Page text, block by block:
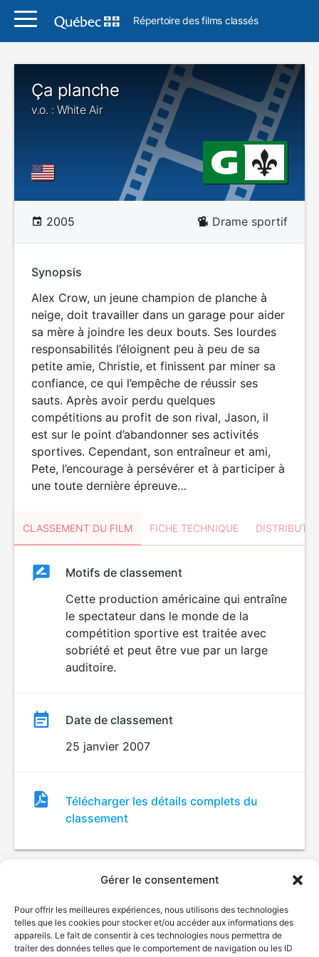
Gérer le consentement
Pour offrir les meilleures expériences, nous utilisons des technologies
telles que les cookies pour stocker et/ou accéder aux informations des
appareils. Le fait de consentir à ces technologies nous permettra de
traiter des données telles que le comportement de navigation ou les ID
Répertoire des films classés
Ça planche
v.o. : White Air
2005 Drame sportif
Synopsis
Alex Crow, un jeune champion de planche à
neige, doit travailler dans un garage pour aider
sa mère à joindre les deux bouts. Ses lourdes
responsabilités l’éloignent peu à peu de sa
petite amie, Christie, et finissent par miner sa
confiance, ce qui l’empêche de réussir ses
sauts. Après avoir perdu quelques
compétitions au profit de son rival, Jason, il
est sur le point d’abandonner ses activités
sportives. Cependant, son entraîneur et ami,
Pete, l’encourage à persévérer et à participer à
une toute dernière épreuve…
CLASSEMENT DU FILM FICHE TECHNIQUE
ClassementClassement
Motifs de classement
Cette production américaine qui entraîne
le spectateur dans le monde de la
compétition sportive est traitée avec
sobriété et peut être vue par un large
auditoire.
Date de classement
25 janvier 2007
Fichier
de
classement
Télécharger les détails complets du
classement